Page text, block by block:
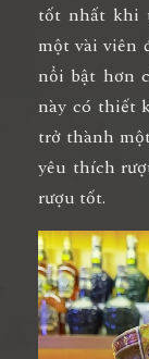
tốt nhất khi
một vài viên
nổi bật hơn
này có thiết
trở thành
yêu thích
rượu tốt.